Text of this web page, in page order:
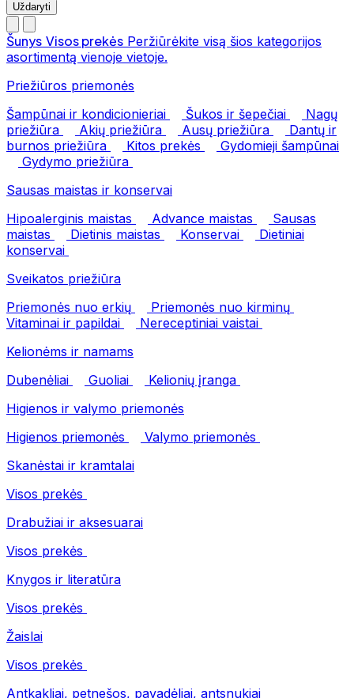
Uždaryti
Šunys Visos prekės Peržiūrėkite visą šios kategorijos
asortimentą vienoje vietoje.
Priežiūros priemonės
Šampūnai ir kondicionieriai
Šukos ir šepečiai
Nagų
priežiūra
Akių priežiūra Ausų priežiūra
Dantų ir
burnos priežiūra
Kitos prekės
Gydomieji šampūnai
Gydymo priežiūra
Sausas maistas ir konservai
Hipoalerginis maistas
Advance maistas
Sausas
maistas
Dietinis maistas Konservai
Dietiniai
konservai
Sveikatos priežiūra
Priemonės nuo erkių
Priemonės nuo kirminų
Vitaminai ir papildai
Nereceptiniai vaistai
Kelionėms ir namams
Dubenėliai
Guoliai
Kelionių įranga
Higienos ir valymo priemonės
Higienos priemonės
Valymo priemonės
Skanėstai ir kramtalai
Visos prekės
Drabužiai ir aksesuarai
Visos prekės
Knygos ir literatūra
Visos prekės
Žaislai
Visos prekės
Antkakliai, petnešos, pavadėliai, antsnukiai